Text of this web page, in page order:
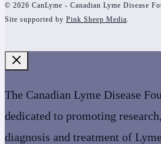
© 2026 CanLyme - Canadian Lyme Disease
Site supported by Pink Sheep Media.
The Canadian Lyme Disease
dedicated to promoting
diagnosis and treatment of